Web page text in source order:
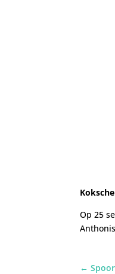
Op 25
←